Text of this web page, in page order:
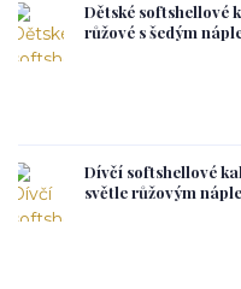
Dětské softshellové
růžové s šedým
Dívčí softshellové
světle růžovým